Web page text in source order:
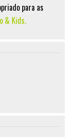
para as
& Kids.